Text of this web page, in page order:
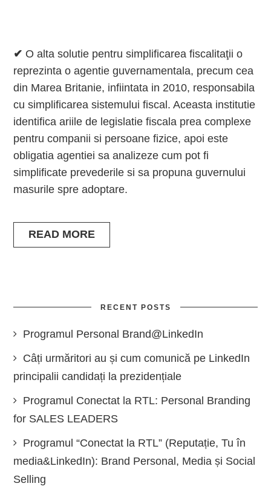
✔ O alta solutie pentru simplificarea fiscalitaţii o
reprezinta o agentie guvernamentala, precum cea
din Marea Britanie, infiintata in 2010, responsabila
cu simplificarea sistemului fiscal. Aceasta institutie
identifica ariile de legislatie fiscala prea complexe
pentru companii si persoane fizice, apoi este
obligatia agentiei sa analizeze cum pot fi
simplificate prevederile si sa propuna guvernului
masurile spre adoptare.
READ MORE
RECENT POSTS
Programul Personal Brand@LinkedIn
Câți urmăritori au și cum comunică pe LinkedIn
principalii candidați la prezidențiale
Programul Conectat la RTL: Personal Branding
for SALES LEADERS
Programul “Conectat la RTL” (Reputație, Tu în
media&LinkedIn): Brand Personal, Media și Social
Selling